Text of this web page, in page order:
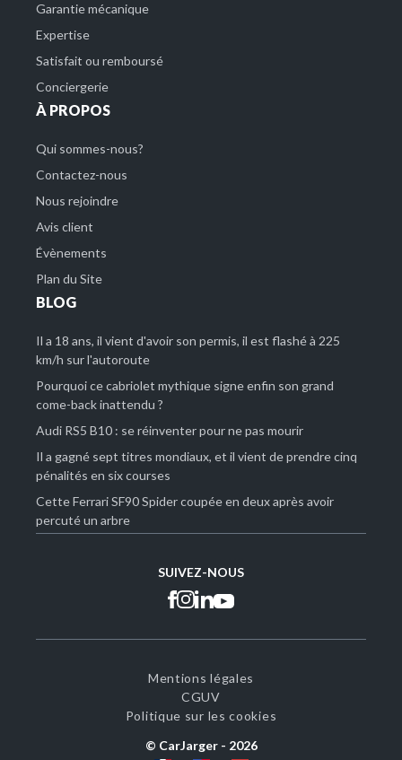
Garantie mécanique
Expertise
Satisfait ou remboursé
Conciergerie
À PROPOS
Qui sommes-nous?
Contactez-nous
Nous rejoindre
Avis client
Évènements
Plan du Site
BLOG
Il a 18 ans, il vient d'avoir son permis, il est flashé à 225
km/h sur l'autoroute
Pourquoi ce cabriolet mythique signe enfin son grand
come-back inattendu ?
Audi RS5 B10 : se réinventer pour ne pas mourir
Il a gagné sept titres mondiaux, et il vient de prendre cinq
pénalités en six courses
Cette Ferrari SF90 Spider coupée en deux après avoir
percuté un arbre
SUIVEZ-NOUS
Mentions légales
CGUV
Politique sur les cookies
© CarJarger - 2026